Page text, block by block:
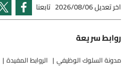
اخر تعديل2026/08/06 تابعنا
روابط سريعة
مدونة السلوك الوظيفي الروابط المفيدة